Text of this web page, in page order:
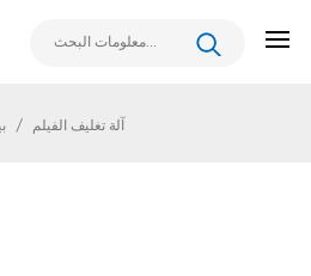
/ آلة تغليف الفيلم